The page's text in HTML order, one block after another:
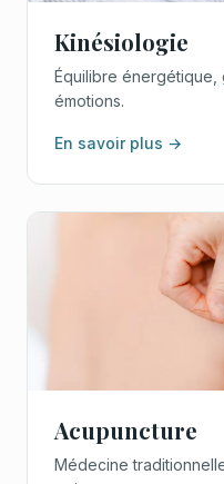
Kinésiologie
Équilibre énergétique,
émotions.
En savoir plus →
Acupuncture
Médecine